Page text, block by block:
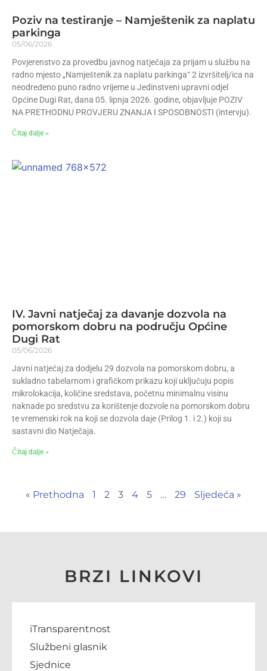
Poziv na testiranje – Namještenik za naplatu
parkinga
05/06/2026
Povjerenstvo za provedbu javnog natječaja za prijam u službu na
radno mjesto „Namještenik za naplatu parkinga“ 2 izvršitelj/ica na
neodređeno puno radno vrijeme u Jedinstveni upravni odjel
Općine Dugi Rat, dana 05. lipnja 2026. godine, objavljuje POZIV
NA PRETHODNU PROVJERU ZNANJA I SPOSOBNOSTI (intervju).
Čitaj dalje »
IV. Javni natječaj za davanje dozvola na
pomorskom dobru na području Općine
Dugi Rat
05/06/2026
Javni natječaj za dodjelu 29 dozvola na pomorskom dobru, a
sukladno tabelarnom i grafičkom prikazu koji uključuju popis
mikrolokacija, količine sredstava, početnu minimalnu visinu
naknade po sredstvu za korištenje dozvole na pomorskom dobru
te vremenski rok na koji se dozvola daje (Prilog 1. i 2.) koji su
sastavni dio Natječaja.
Čitaj dalje »
« Prethodna 1 2 3 4 5 … 29 Sljedeća »
BRZI LINKOVI
iTransparentnost
Službeni glasnik
Sjednice